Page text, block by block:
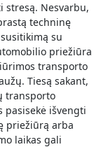
Nesvarbu,
techninę
su
priežiūra
transporto
Tiesą sakant,
transporto
išvengti
priežiūrą arba
laikas gali